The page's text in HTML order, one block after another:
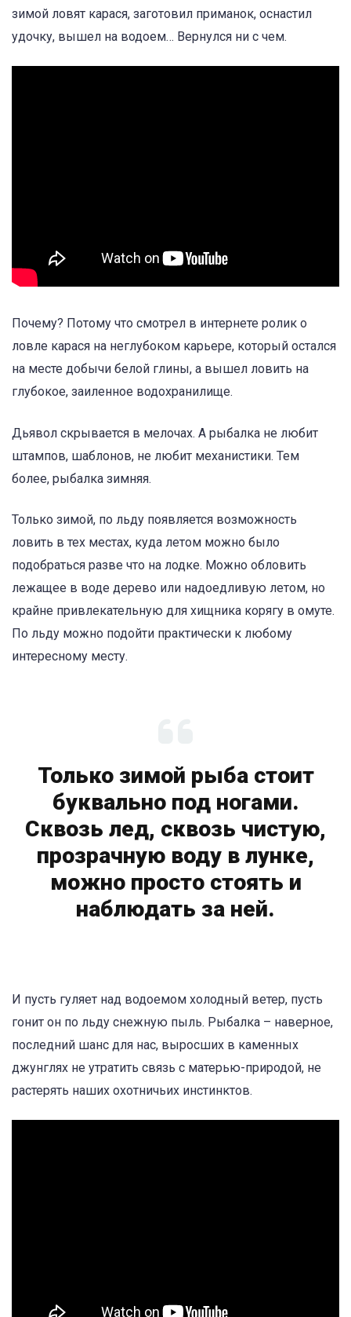
зимой ловят карася, заготовил приманок, оснастил
удочку, вышел на водоем… Вернулся ни с чем.
Почему? Потому что смотрел в интернете ролик о
ловле карася на неглубоком карьере, который остался
на месте добычи белой глины, а вышел ловить на
глубокое, заиленное водохранилище.
Дьявол скрывается в мелочах. А рыбалка не любит
штампов, шаблонов, не любит механистики. Тем
более, рыбалка зимняя.
Только зимой, по льду появляется возможность
ловить в тех местах, куда летом можно было
подобраться разве что на лодке. Можно обловить
лежащее в воде дерево или надоедливую летом, но
крайне привлекательную для хищника корягу в омуте.
По льду можно подойти практически к любому
интересному месту.
Только зимой рыба стоит
буквально под ногами.
Сквозь лед, сквозь чистую,
прозрачную воду в лунке,
можно просто стоять и
наблюдать за ней.
И пусть гуляет над водоемом холодный ветер, пусть
гонит он по льду снежную пыль. Рыбалка – наверное,
последний шанс для нас, выросших в каменных
джунглях не утратить связь с матерью-природой, не
растерять наших охотничьих инстинктов.